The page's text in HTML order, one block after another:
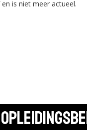
is niet meer actueel.